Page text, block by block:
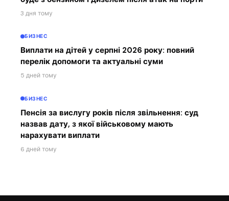
3 дня тому
БИЗНЕС
Виплати на дітей у серпні 2026 року: повний
перелік допомоги та актуальні суми
5 дней тому
БИЗНЕС
Пенсія за вислугу років після звільнення: суд
назвав дату, з якої військовому мають
нарахувати виплати
6 дней тому